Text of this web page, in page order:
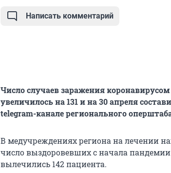
Написать комментарий
Число случаев заражения
увеличилось на 131 и на 30 апреля
telegram-канале регионального
В медучреждениях региона на лечении
число выздоровевших с начала пандемии
вылечились 142 пациента.